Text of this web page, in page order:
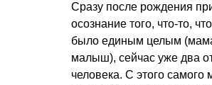
Сразу после рождения
осознание того, что-то,
было единым целым
малыш), сейчас уже два
человека. С этого самого